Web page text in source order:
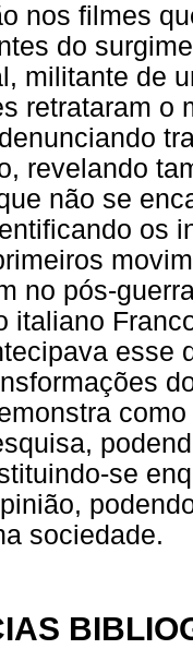
nos filmes
do
militante de
retrataram o
revelando
não se
os
no pós-
italiano
esse
se
sociedade.